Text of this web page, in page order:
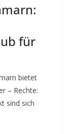
für
bietet
– Rechte:
sind sich